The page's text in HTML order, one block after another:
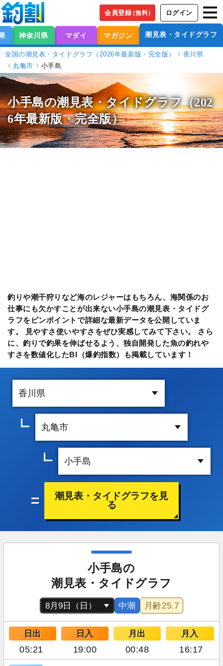
会員登録（無料） ログイン
神奈川県 マダイ マガジン 潮見表・タイドグラフ
全国の潮見表・タイドグラフ（2026年最新版・完全版）
香川県
丸亀市
小手島
小手島の潮見表・タイドグラフ（202
6年最新版・完全版）
釣りや潮干狩りなど海のレジャーはもちろん、海関係のお
仕事にも欠かすことが出来ない小手島の潮見表・タイドグ
ラフをピンポイントで詳細な最新データを公開していま
す。 見やすさ使いやすさをぜひ実感してみて下さい。 さら
に、釣りで釣果を伸ばせるよう、独自開発した魚の釣れや
すさを数値化したBI（爆釣指数）も掲載しています！
潮見表・タイドグラフを見
る
小手島の
潮見表・タイドグラフ
中潮 月齢25.7
日出 日入 月出 月入
05:21 19:00 00:48 16:17